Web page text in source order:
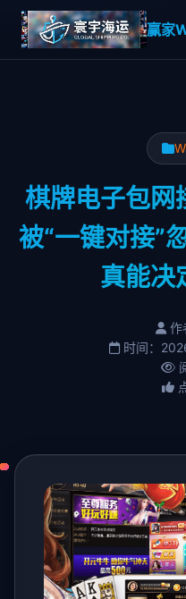
赢家
棋牌电子包网
被“一键对接”
真能决
作
时间：